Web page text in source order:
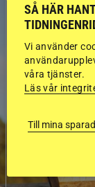
SÅ HÄR
Vi använder
våra tjänster.
Läs vår
Till mina